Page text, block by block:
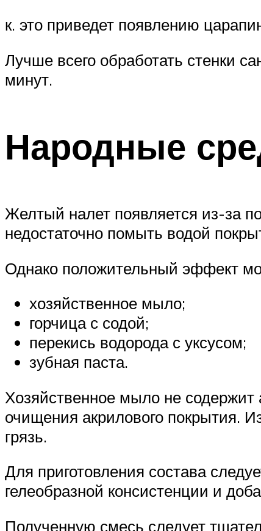
к. это приведет появлению
Лучше всего обработать стенки
минут.
Народные
Желтый налет появляется из-за
недостаточно помыть водой
Однако положительный эффект
хозяйственное мыло;
горчица с содой;
перекись водорода с уксусом;
зубная паста.
Хозяйственное мыло не содержит
очищения акрилового покрытия.
грязь.
Для приготовления состава
гелеобразной консистенции и
Полученную смесь следует